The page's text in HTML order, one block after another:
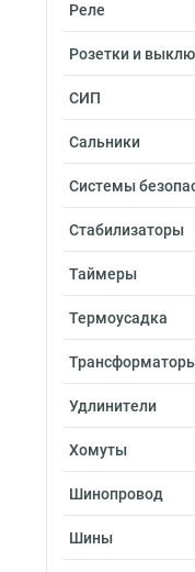
Реле
Розетки и
СИП
Сальники
Системы
Стабилизаторы
Таймеры
Термоусадка
Удлинители
Хомуты
Шинопровод
Шины